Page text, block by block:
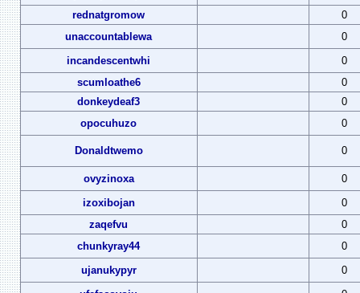
rednatgromow
0
unaccountablewa
0
incandescentwhi
0
scumloathe6
0
donkeydeaf3
0
opocuhuzo
0
Donaldtwemo 0
ovyzinoxa
0
izoxibojan
0
zaqefvu
0
chunkyray44
0
ujanukypyr
0